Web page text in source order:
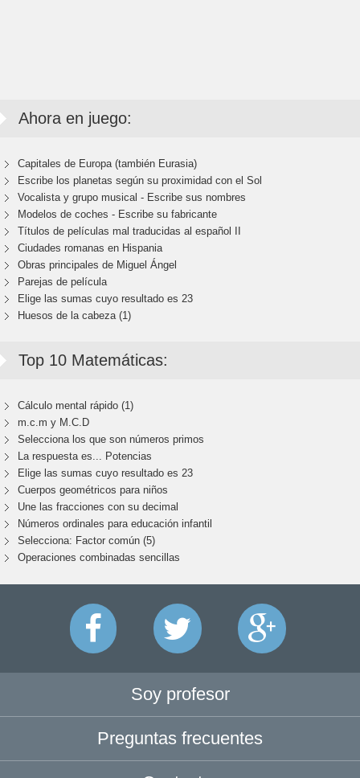
Ahora en juego:
Capitales de Europa (también Eurasia)
Escribe los planetas según su proximidad con el Sol
Vocalista y grupo musical - Escribe sus nombres
Modelos de coches - Escribe su fabricante
Títulos de películas mal traducidas al español II
Ciudades romanas en Hispania
Obras principales de Miguel Ángel
Parejas de película
Elige las sumas cuyo resultado es 23
Huesos de la cabeza (1)
Top 10 Matemáticas:
Cálculo mental rápido (1)
m.c.m y M.C.D
Selecciona los que son números primos
La respuesta es... Potencias
Elige las sumas cuyo resultado es 23
Cuerpos geométricos para niños
Une las fracciones con su decimal
Números ordinales para educación infantil
Selecciona: Factor común (5)
Operaciones combinadas sencillas
Soy profesor
Preguntas frecuentes